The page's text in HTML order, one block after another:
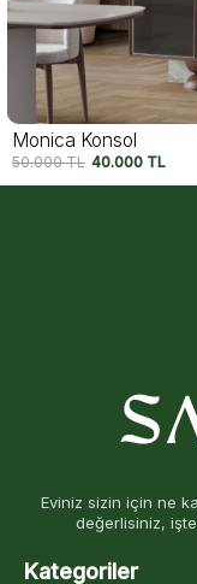
Felix Konsol
54.750TL 42.500TL
Eviniz sizin için ne
değerlisiniz,
Kategoriler